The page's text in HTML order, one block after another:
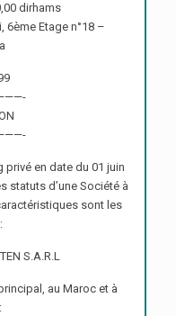
dirhams
6ème Etage n°18 –
privé en date du 01 juin
statuts d’une Société à
sont les
S.A.R.L
au Maroc et à